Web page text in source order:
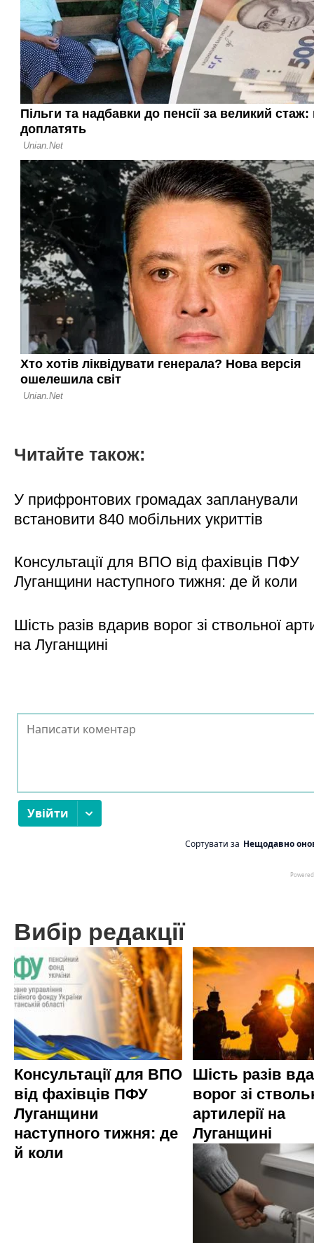
Читайте також:
У прифронтових громадах запланували
встановити 840 мобільних укриттів
Консультації для ВПО від фахівців ПФУ
Луганщини наступного тижня: де й коли
Шість разів вдарив ворог зі ствольної
на Луганщині
Вибір редакції
Консультації для ВПО
від фахівців ПФУ
Луганщини
наступного тижня: де
й коли
Шість разів
ворог зі
артилерії на
Луганщині